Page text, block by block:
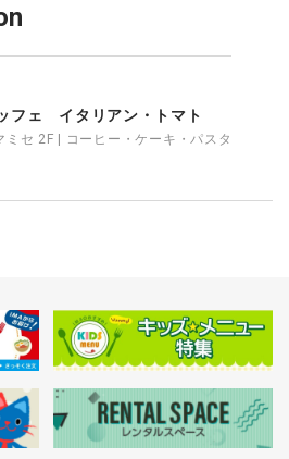
フェ イタリアン・トマト
ミセ 2F | コーヒー・ケーキ・パスタ